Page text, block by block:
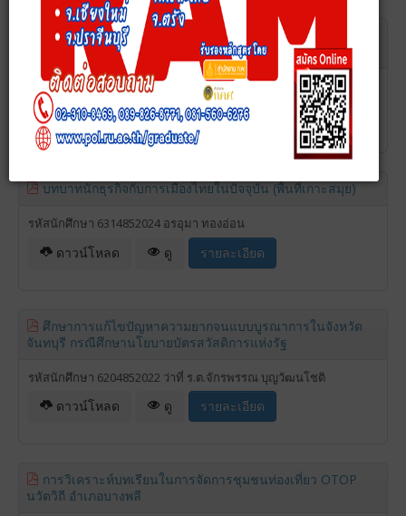
แนวทางการเยียวยาธุรกิจบริการที่ได้รับผลกระทบจากโค
วิด-19 กรณีธุรกิจสปา ในเขตกรุงเทพมหานคร
รหัสนักศึกษา 6314852025 ดวงเนตร ทิพย์สิงห์
ดาวน์โหลด ดู รายละเอียด
บทบาทนักธุรกิจกับการเมืองไทยในปัจจุบัน (พื้นที่เกาะสมุย)
รหัสนักศึกษา 6314852024 อรอุมา ทองอ่อน
ดาวน์โหลด ดู รายละเอียด
ศึกษาการแก้ไขปัญหาความยากจนแบบบูรณาการในจังหวัด
จันทบุรี กรณีศึกษานโยบายบัตรสวัสดิการแห่งรัฐ
รหัสนักศึกษา 6204852022 ว่าที่ ร.ต.จักรพรรณ บุญวัฒนโชติ
ดาวน์โหลด ดู รายละเอียด
การวิเคราะห์บทเรียนในการจัดการชุมชนท่องเที่ยว OTOP
นวัตวิถี อำเภอบางพลี